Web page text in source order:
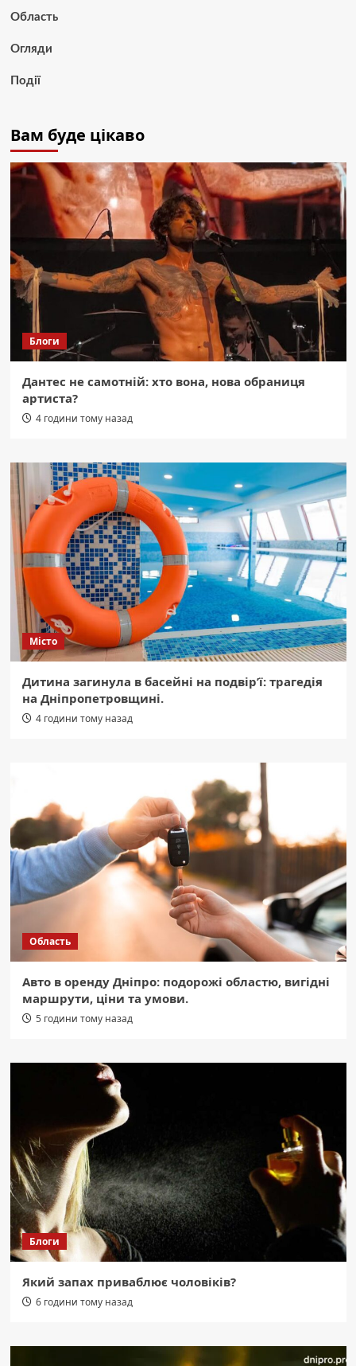
Область
Огляди
Події
Вам буде цікаво
Блоги
Дантес не самотній: хто вона, нова обраниця
артиста?
4 години тому назад
Місто
Дитина загинула в басейні на подвір’ї: трагедія
на Дніпропетровщині.
4 години тому назад
Область
Авто в оренду Дніпро: подорожі областю, вигідні
маршрути, ціни та умови.
5 години тому назад
Блоги
Який запах приваблює чоловіків?
6 години тому назад